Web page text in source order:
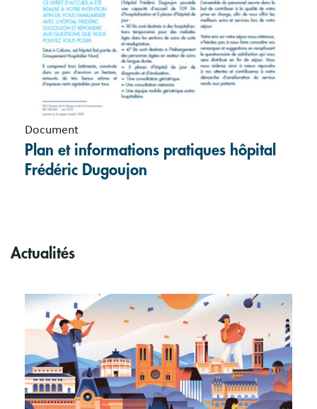
Document
Plan et informations pratiques hôpital
Frédéric Dugoujon
Actualités